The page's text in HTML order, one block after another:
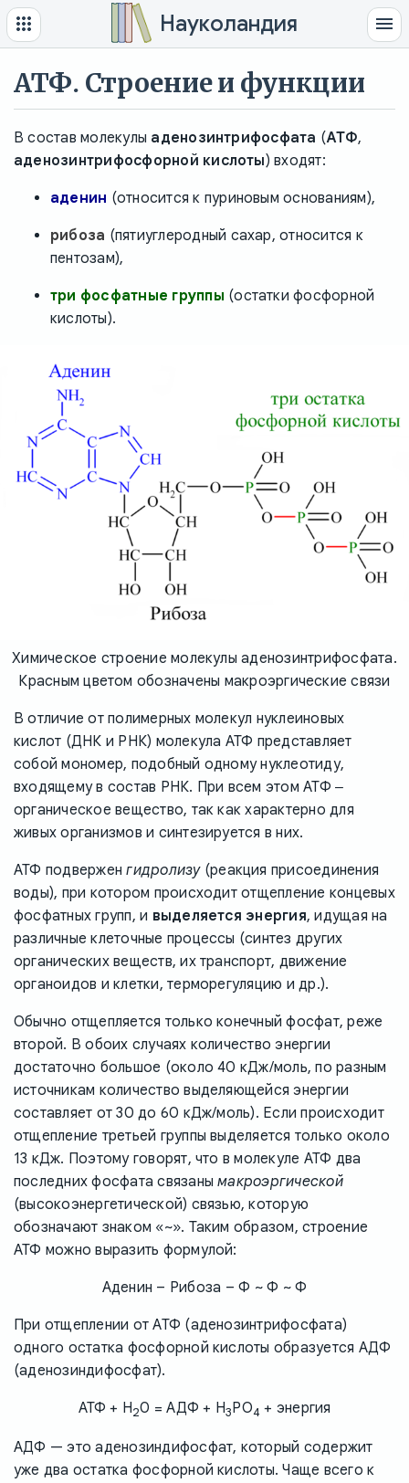
Науколандия
АТФ. Строение и функции
В состав молекулы аденозинтрифосфата (АТФ,
аденозинтрифосфорной кислоты) входят:
аденин (относится к пуриновым основаниям),
рибоза (пятиуглеродный сахар, относится к
пентозам),
три фосфатные группы (остатки фосфорной
кислоты).
Химическое строение молекулы аденозинтрифосфата.
Красным цветом обозначены макроэргические связи
В отличие от полимерных молекул нуклеиновых
кислот (ДНК и РНК) молекула АТФ представляет
собой мономер, подобный одному нуклеотиду,
входящему в состав РНК. При всем этом АТФ ‒
органическое вещество, так как характерно для
живых организмов и синтезируется в них.
АТФ подверженгидролизу(реакция присоединения
воды), при котором происходит отщепление концевых
фосфатных групп, и выделяется энергия, идущая на
различные клеточные процессы (синтез других
органических веществ, их транспорт, движение
органоидов и клетки, терморегуляцию и др.).
Обычно отщепляется только конечный фосфат, реже
второй. В обоих случаях количество энергии
достаточно большое (около 40 кДж/моль, по разным
источникам количество выделяющейся энергии
составляет от 30 до 60 кДж/моль). Если происходит
отщепление третьей группы выделяется только около
13 кДж. Поэтому говорят, что в молекуле АТФ два
последних фосфата связанымакроэргической
(высокоэнергетической) связью, которую
обозначают знаком «~». Таким образом, строение
АТФ можно выразить формулой:
Аденин – Рибоза – Ф ~ Ф ~ Ф
При отщеплении от АТФ (аденозинтрифосфата)
одного остатка фосфорной кислоты образуется АДФ
(аденозиндифосфат).
АТФ + H20 = АДФ + H3PO4 + энергия
АДФ — это аденозиндифосфат, который содержит
уже два остатка фосфорной кислоты. Чаще всего к